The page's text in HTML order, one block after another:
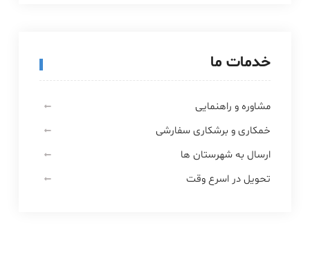
خدمات ما
مشاوره و راهنمایی
خمکاری و برشکاری سفارشی
ارسال به شهرستان ها
تحویل در اسرع وقت